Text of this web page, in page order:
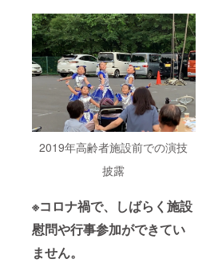
2019年高齢者施設前での演技
披露
※コロナ禍で、しばらく施設
慰問や行事参加ができてい
ません。